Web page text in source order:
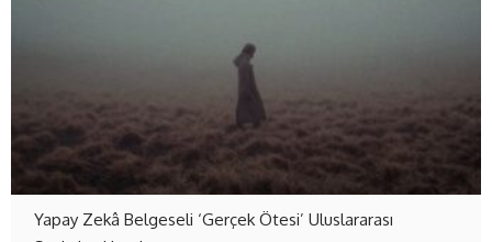
Yapay Zekâ Belgeseli ‘Gerçek Ötesi’ Uluslararası